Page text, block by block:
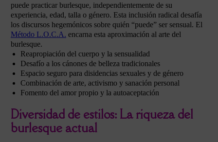
puede practicar burlesque, independientemente de su
experiencia, edad, talla o género. Esta inclusión radical desafía
los discursos hegemónicos sobre quién “puede” ser sensual. El
Método L.O.C.A. encarna esta aproximación al arte del
burlesque.
Reapropiación del cuerpo y la sensualidad
Desafío a los cánones de belleza tradicionales
Espacio seguro para disidencias sexuales y de género
Combinación de arte, activismo y sanación personal
Fomento del amor propio y la autoaceptación
Diversidad de estilos: La riqueza del
burlesque actual